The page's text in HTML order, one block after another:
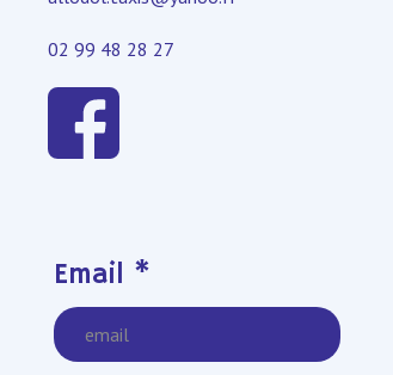
02 99 48 28 27
Leave this field blank
Email *